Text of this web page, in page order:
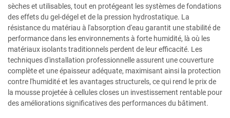
sèches et utilisables, tout en protégeant les systèmes de fondations
des effets du gel-dégel et de la pression hydrostatique. La
résistance du matériau à l'absorption d'eau garantit une stabilité de
performance dans les environnements à forte humidité, là où les
matériaux isolants traditionnels perdent de leur efficacité. Les
techniques d'installation professionnelle assurent une couverture
complète et une épaisseur adéquate, maximisant ainsi la protection
contre l'humidité et les avantages structurels, ce qui rend le prix de
la mousse projetée à cellules closes un investissement rentable pour
des améliorations significatives des performances du bâtiment.